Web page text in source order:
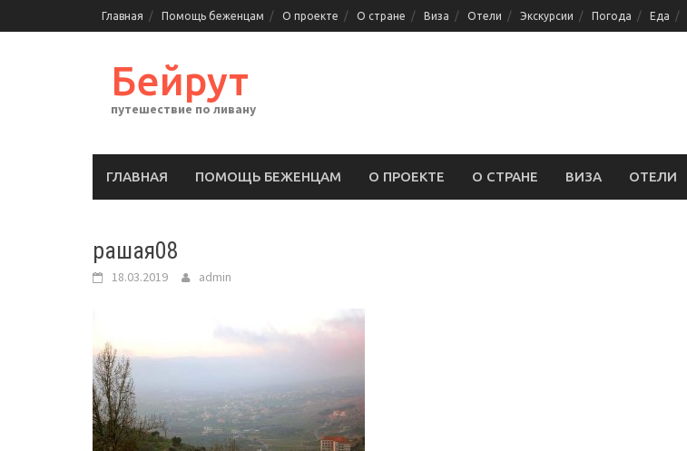
к
Главная Помощь беженцам О проекте О стране Виза Отели Экскурсии Погода Еда
Бейрут
путешествие по ливану
ГЛАВНАЯ ПОМОЩЬ БЕЖЕНЦАМ О ПРОЕКТЕ О СТРАНЕ ВИЗА ОТЕЛИ
рашая08
18.03.2019 admin